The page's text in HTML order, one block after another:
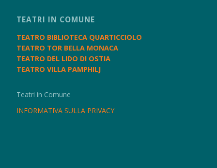
TEATRI IN COMUNE
TEATRO BIBLIOTECA QUARTICCIOLO
TEATRO TOR BELLA MONACA
TEATRO DEL LIDO DI OSTIA
TEATRO VILLA PAMPHILJ
Teatri in Comune
INFORMATIVA SULLA PRIVACY